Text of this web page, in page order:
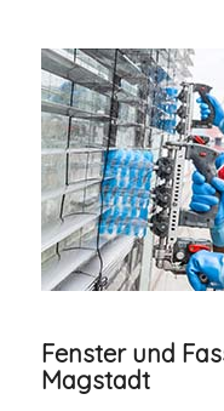
Fenster und
Magstadt